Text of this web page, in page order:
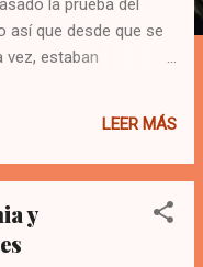
así que desde que se
vez, estaban
que les
concepción musical
Los temas aquí
en tres
LEER MÁS
y